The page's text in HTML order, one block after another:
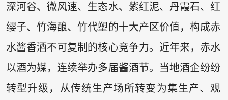
深河谷、微风速、生态水、紫红泥、丹霞石、红
缨子、竹海酿、竹代塑的十大产区价值，构成赤
水酱香酒不可复制的核心竞争力。近年来，赤水
以酒为媒，连续举办多届酱酒节。当地酒企纷纷
转型升级，从传统生产场所转变为集生产、观